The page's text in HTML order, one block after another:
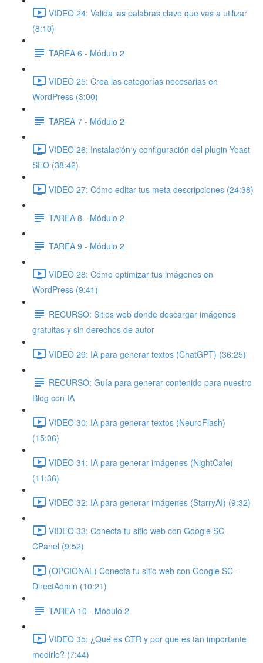
VIDEO 24: Valida las palabras clave que vas a utilizar
(8:10)
TAREA 6 - Módulo 2
VIDEO 25: Crea las categorías necesarias en
WordPress (3:00)
TAREA 7 - Módulo 2
VIDEO 26: Instalación y configuración del plugin Yoast
SEO (38:42)
VIDEO 27: Cómo editar tus meta descripciones (24:38)
TAREA 8 - Módulo 2
TAREA 9 - Módulo 2
VIDEO 28: Cómo optimizar tus imágenes en
WordPress (9:41)
RECURSO: Sitios web donde descargar imágenes
gratuitas y sin derechos de autor
VIDEO 29: IA para generar textos (ChatGPT) (36:25)
RECURSO: Guía para generar contenido para nuestro
Blog con IA
VIDEO 30: IA para generar textos (NeuroFlash)
(15:06)
VIDEO 31: IA para generar imágenes (NightCafe)
(11:36)
VIDEO 32: IA para generar imágenes (StarryAI) (9:32)
VIDEO 33: Conecta tu sitio web con Google SC -
CPanel (9:52)
(OPCIONAL) Conecta tu sitio web con Google SC -
DirectAdmin (10:21)
TAREA 10 - Módulo 2
VIDEO 35: ¿Qué es CTR y por que es tan importante
medirlo? (7:44)